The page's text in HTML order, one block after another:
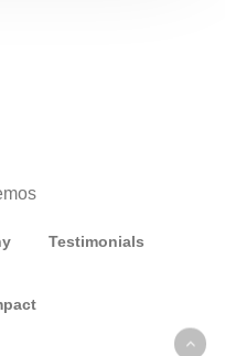
Testimonials